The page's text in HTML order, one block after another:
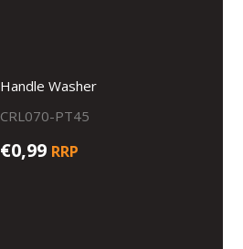
Handle Washer
CRL070-PT45
€0,99 RRP